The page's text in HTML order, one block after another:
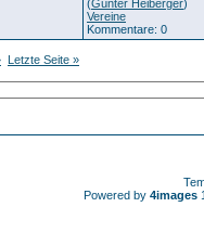
(Günter Heiberger)
Vereine
Kommentare: 0
Letzte Seite »
Powered by 4images